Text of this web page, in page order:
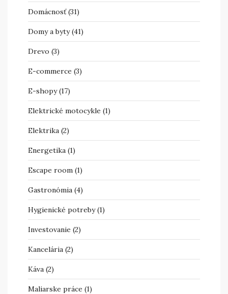
Domácnosť(31)
Domy a byty(41)
Drevo (3)
E-commerce (3)
E-shopy(17)
Elektrické motocykle (1)
Elektrika (2)
Energetika (1)
Escape room (1)
Gastronómia (4)
Hygienické potreby(1)
Investovanie (2)
Kancelária (2)
Káva (2)
Maliarske práce (1)